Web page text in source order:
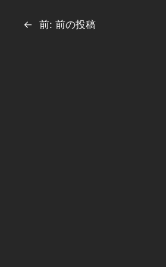
← 前: 前の投稿